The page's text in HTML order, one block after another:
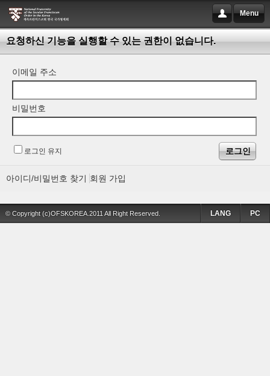
Menu
요청하신 기능을 실행할 수 있는 권한이 없습니다.
이메일 주소
비밀번호
로그인 유지
아이디/비밀번호 찾기 회원 가입
© Copyright (c)OFSKOREA.2011 All Right Reserved. PC
LANG